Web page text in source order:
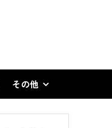
その他